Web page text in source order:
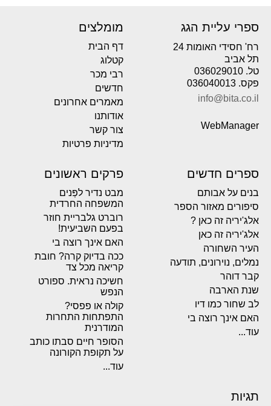
ספרי עליית הגג
רח' חסידי האומות 24
תל אביב
טל. 036029010
פקס. 036040013
info@bita.co.il
WebManager
מומלצים
דף הבית
קטלוג
רבי מכר
חדשים
מאמרים אחרונים
אודותנו
צור קשר
מדיניות פרטיות
ספרים חדשים
בנים על אבותם
סיפורים מאזור הספר
אלג'יריה זה כאן ?
אלג'יריה זה כאן
העיר השחורה
נמלים, נוירונים, תודעה
קבר דוהר
שנת הארבה
לב שחור כמו דיו
האם אינך רוצה בי
עוד...
פרקים ראשונים
מבט נדיר לפְּנים
המשפחה החרדית
רוברט גלבריית חוזר
בפעם השביעית!
האם אינך רוצה בי
ככה בדיוק קרה? חובת
קריאה מכל צד
חשיכה נראית. ספורט
הנפש
קולה או פפסי?
התפתחות התחרות
המודרנית
הסופר חיים סבתו כותב
על תקופת הקורונה
עוד...
תגיות